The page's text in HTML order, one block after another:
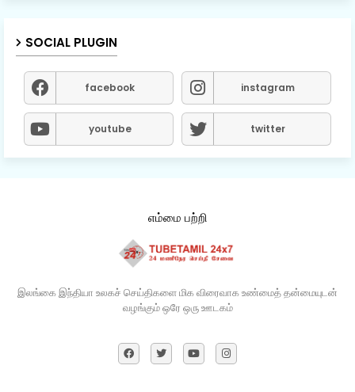
SOCIAL PLUGIN
facebook instagram
youtube twitter
எம்மை பற்றி
இலங்கை இந்தியா உலகச் செய்திகளை மிக விரைவாக உண்மைத் தன்மையுடன்
வழங்கும் ஒரே ஒரு ஊடகம்​